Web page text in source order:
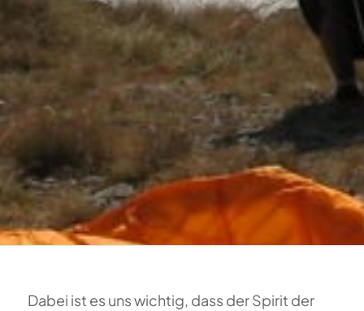
Dabei ist es uns wichtig, dass der Spirit der